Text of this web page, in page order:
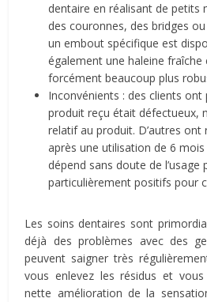
dentaire en réalisant de petits
des couronnes, des bridges
un embout spécifique est
également une haleine
forcément beaucoup plus
Inconvénients : des clients
produit reçu était défectueux,
relatif au produit. D’autres
après une utilisation de 6
dépend sans doute de l’usage
particulièrement positifs pour
Les soins dentaires sont
déjà des problèmes avec des
peuvent saigner très
vous enlevez les résidus et
nette amélioration de la